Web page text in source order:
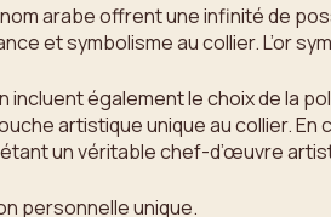
arabe offrent une infinité de
et symbolisme au collier. L’or
incluent également le choix de la
artistique unique au collier.
un véritable chef-d’œuvre
personnelle unique.